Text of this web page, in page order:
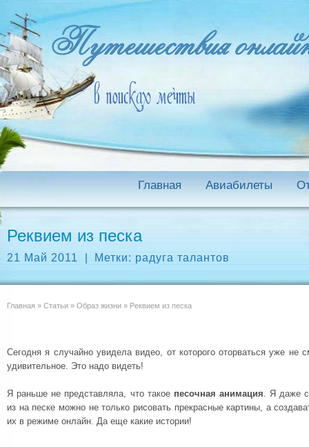
Главная Авиабилеты
Реквием из песка
21 Май 2011 Метки: радуга талантов
Главная » Статьи » Образ жизни » Реквием из песка
Сегодня я случайно увидела видео, от которого оторваться уже не
удивительное. Это надо видеть!
Я раньше не представляла, что такое песочная анимация. Я даже
из на песке можно не только рисовать прекрасные картины, а
их в режиме онлайн. Да еще какие истории!